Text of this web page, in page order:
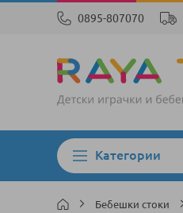
0895-807070
Категории
Бебешки стоки